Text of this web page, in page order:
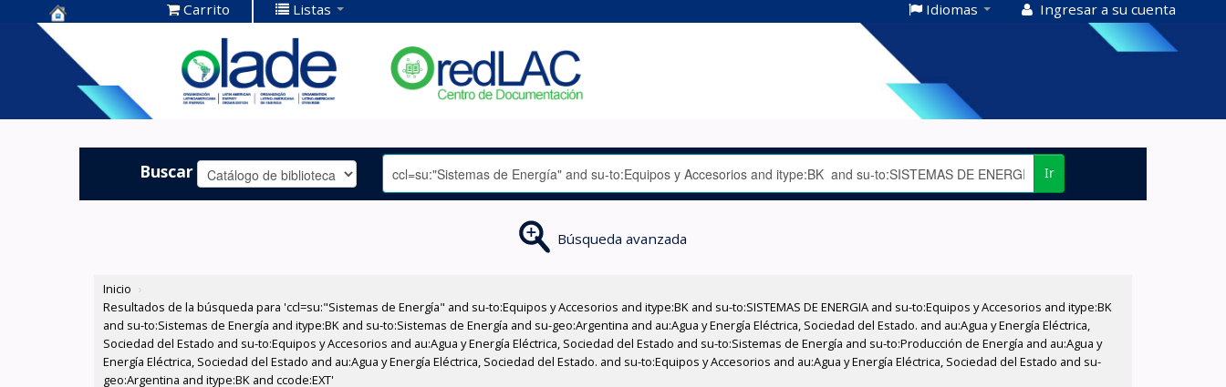
Centro de
Documentación
OLADE -
Carrito Listas Idiomas Ingresar a su cuenta
Buscar Ir
Búsqueda avanzada
Inicio ›
Resultados de la búsqueda para 'ccl=su:"Sistemas de Energía" and su-to:Equipos y Accesorios and itype:BK and su-to:SISTEMAS DE ENERGIA and su-to:Equipos y Accesorios and itype:BK
and su-to:Sistemas de Energía and itype:BK and su-to:Sistemas de Energía and su-geo:Argentina and au:Agua y Energía Eléctrica, Sociedad del Estado. and au:Agua y Energía Eléctrica,
Sociedad del Estado and su-to:Equipos y Accesorios and au:Agua y Energía Eléctrica, Sociedad del Estado and su-to:Sistemas de Energía and su-to:Producción de Energía and au:Agua y
Energía Eléctrica, Sociedad del Estado and au:Agua y Energía Eléctrica, Sociedad del Estado. and su-to:Equipos y Accesorios and au:Agua y Energía Eléctrica, Sociedad del Estado and su-
geo:Argentina and itype:BK and ccode:EXT'